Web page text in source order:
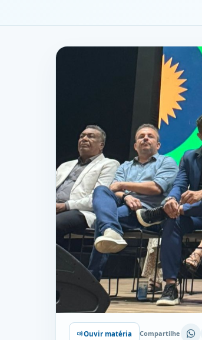
Ouvir matéria Compartilhe